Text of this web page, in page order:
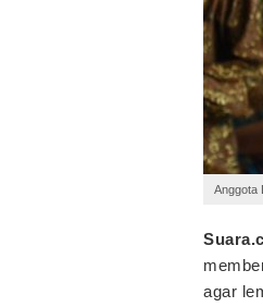
Anggota
agar